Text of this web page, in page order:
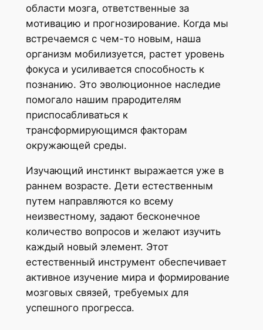
области мозга, ответственные за
мотивацию и прогнозирование. Когда мы
встречаемся с чем-то новым, наша
организм мобилизуется, растет уровень
фокуса и усиливается способность к
познанию. Это эволюционное наследие
помогало нашим прародителям
приспосабливаться к
трансформирующимся факторам
окружающей среды.
Изучающий инстинкт выражается уже в
раннем возрасте. Дети естественным
путем направляются ко всему
неизвестному, задают бесконечное
количество вопросов и желают изучить
каждый новый элемент. Этот
естественный инструмент обеспечивает
активное изучение мира и формирование
мозговых связей, требуемых для
успешного прогресса.